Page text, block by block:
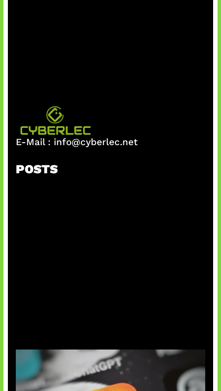
E-Mail : info@cyberlec.net
POSTS